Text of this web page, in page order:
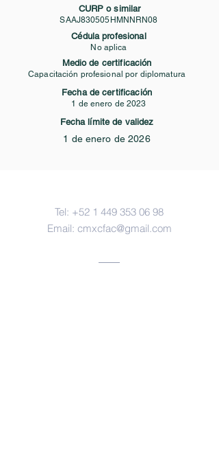
CURP o similar
SAAJ830505HMNNRN08
Cédula profesional
No aplica
Medio de certificación
Capacitación profesional por diplomatura
Fecha de certificación
1 de enero de 2023
Fecha límite de validez
1 de enero de 2026
Tel: +52 1 449 353 06 98
Email: cmxcfac@gmail.com